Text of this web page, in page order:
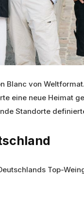
Blanc von
eine neue Heimat
Standorte
Top-